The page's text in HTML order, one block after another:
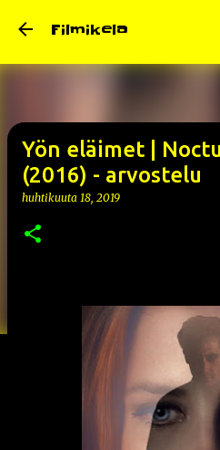
Filmikela
Yön eläimet |
(2016) - arvostelu
huhtikuuta 18, 2019